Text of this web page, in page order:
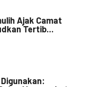
Ajak Camat
Tertib...